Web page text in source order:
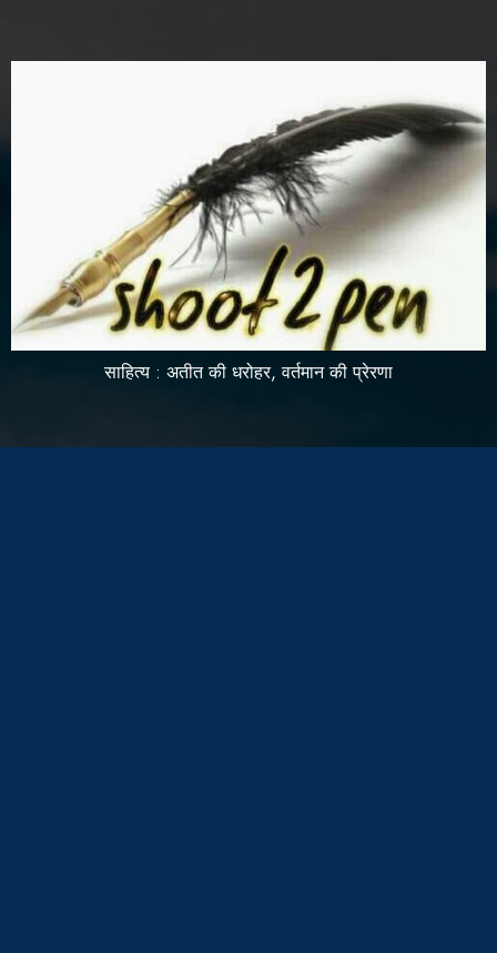
साहित्य : अतीत की धरोहर, वर्तमान की प्रेरणा